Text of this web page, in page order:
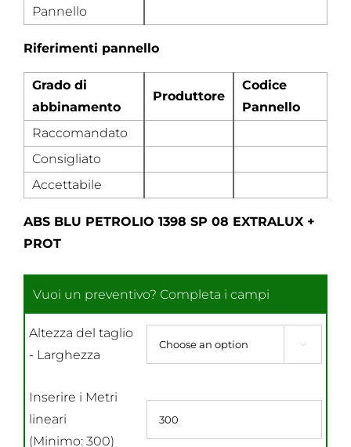
Pannello
Riferimenti pannello
Grado di
abbinamento
Produttore
Codice
Pannello
Raccomandato
Consigliato
Accettabile
ABS BLU PETROLIO 1398 SP 08 EXTRALUX +
PROT
Altezza del taglio
- Larghezza

Inserire i Metri
lineari
(Minimo: 300)